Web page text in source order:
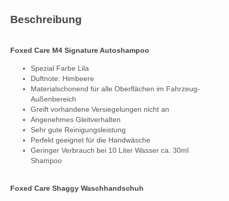
Beschreibung
Foxed Care M4 Signature Autoshampoo
Spezial Farbe Lila
Duftnote: Himbeere
Materialschonend für alle Oberflächen im Fahrzeug-
Außenbereich
Greift vorhandene Versiegelungen nicht an
Angenehmes Gleitverhalten
Sehr gute Reinigungsleistung
Perfekt geeignet für die Handwäsche
Geringer Verbrauch bei 10 Liter Wasser ca. 30ml
Shampoo
Foxed Care Shaggy Waschhandschuh